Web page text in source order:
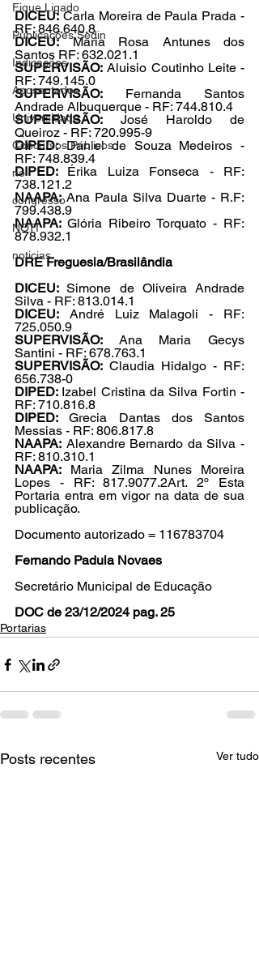
Fique Ligado
Publicações Sedin
Indicações
Aposentados
Universidade
Concursos Públicos
no
congresso
NOTI
noticias
DICEU: Carla Moreira de Paula Prada -
RF: 846.640.8
DICEU: Maria Rosa Antunes dos
Santos RF: 632.021.1
SUPERVISÃO: Aluisio Coutinho Leite -
RF: 749.145.0
SUPERVISÃO: Fernanda Santos
Andrade Albuquerque - RF: 744.810.4
SUPERVISÃO: José Haroldo de
Queiroz - RF: 720.995-9
DIPED: Daniel de Souza Medeiros -
RF: 748.839.4
DIPED: Érika Luiza Fonseca - RF:
738.121.2
NAAPA: Ana Paula Silva Duarte - R.F:
799.438.9
NAAPA: Glória Ribeiro Torquato - RF:
878.932.1
DRE Freguesia/Brasilândia
DICEU: Simone de Oliveira Andrade
Silva - RF: 813.014.1
DICEU: André Luiz Malagoli - RF:
725.050.9
SUPERVISÃO: Ana Maria Gecys
Santini - RF: 678.763.1
SUPERVISÃO: Claudia Hidalgo - RF:
656.738-0
DIPED: Izabel Cristina da Silva Fortin -
RF: 710.816.8
DIPED: Grecia Dantas dos Santos
Messias - RF: 806.817.8
NAAPA: Alexandre Bernardo da Silva -
RF: 810.310.1
NAAPA: Maria Zilma Nunes Moreira
Lopes - RF: 817.9077.2Art. 2º Esta
Portaria entra em vigor na data de sua
publicação.
Documento autorizado = 116783704
Fernando Padula Novaes
Secretário Municipal de Educação
DOC de 23/12/2024 pag. 25
Portarias
Posts recentes Ver tudo